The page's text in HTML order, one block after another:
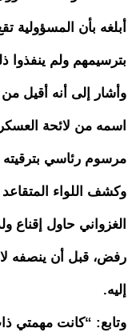
بترسيمهم ولم ينفذوا
وأشار إلى أنه أقيل
اسمه من لائحة
مرسوم رئاسي بترقيته
وكشف اللواء
الغزواني حاول إقناع
رفض، قبل أن ينصفه
إليه.
وتابع: “كانت مهمتي